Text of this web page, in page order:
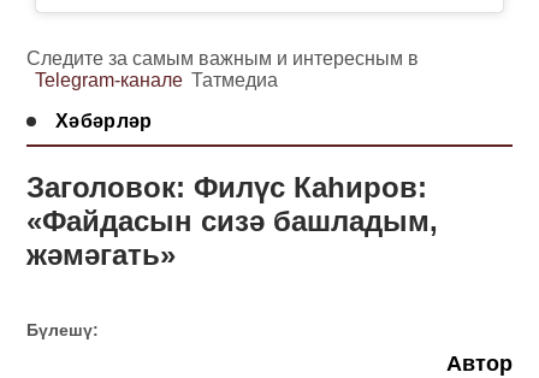
Следите за самым важным и интересным в
Telegram-канале Татмедиа
Хәбәрләр
Заголовок: Филүс Каһиров:
«Файдасын сизә башладым,
жәмәгать»
Бүлешү:
Автор